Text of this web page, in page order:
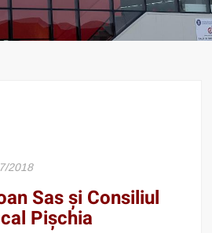
2018
Sas și Consiliul
Pișchia